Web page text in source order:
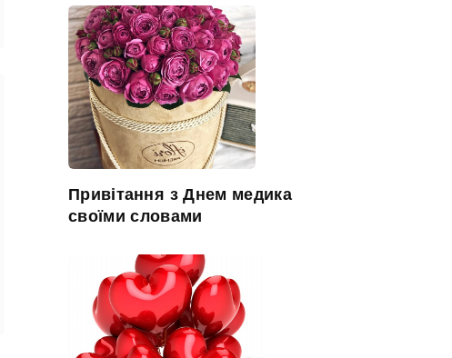
Привітання з Днем медика
своїми словами